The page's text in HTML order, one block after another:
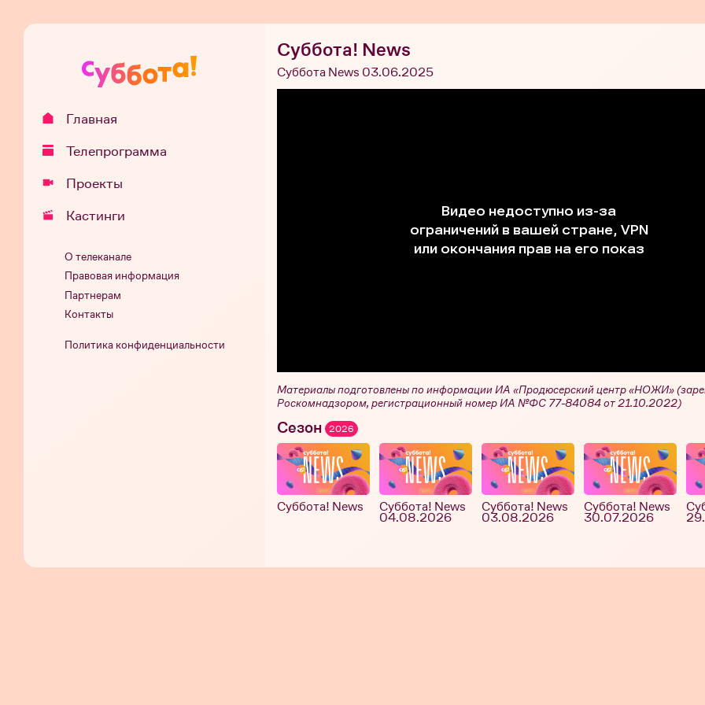
Главная
Телепрограмма
Проекты
Кастинги
О телеканале
Правовая информация
Партнерам
Контакты
Политика конфиденциальности
Суббота! News
Суббота News 03.06.2025
Материалы подготовлены по информации ИА «Продюсерский центр «НОЖИ»
Роскомнадзором, регистрационный номер ИА №ФС 77-84084 от 21.10.2022)
Сезон 2026
Суббота! News Суббота! News
04.08.2026
Суббота! News
03.08.2026
Суббота! News
30.07.2026